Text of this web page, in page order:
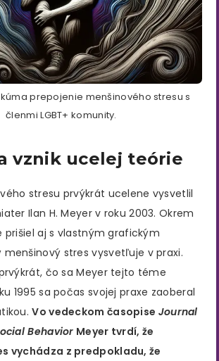
prepojenie menšinového stresu s
členmi LGBT+ komunity.
vznik ucelej teórie
stresu prvýkrát ucelene vysvetlil
Ilan H. Meyer v roku 2003. Okrem
aj s vlastným grafickým
stres vysvetľuje v praxi.
čo sa Meyer tejto téme
1995 sa počas svojej praxe zaoberal
Vo vedeckom časopise Journal
Behavior Meyer tvrdí, že
vychádza z predpokladu, že